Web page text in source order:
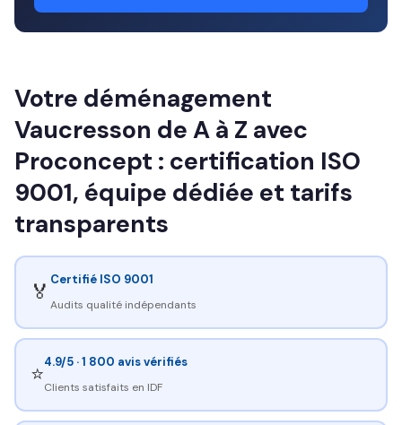
Votre déménagement
Vaucresson de A à Z avec
Proconcept : certification ISO
9001, équipe dédiée et tarifs
transparents
🏅 Certifié ISO 9001
Audits qualité indépendants
⭐4.9/5 · 1 800 avis vérifiés
Clients satisfaits en IDF